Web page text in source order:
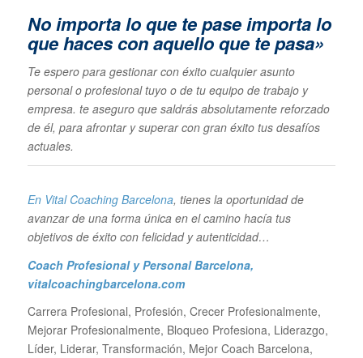
No importa lo que te pase importa lo
que haces con aquello que te pasa»
Te espero para gestionar con éxito cualquier asunto
personal o profesional tuyo o de tu equipo de trabajo y
empresa. te aseguro que saldrás absolutamente reforzado
de él, para afrontar y superar con gran éxito tus desafíos
actuales.
En Vital Coaching Barcelona, tienes la oportunidad de
avanzar de una forma única en el camino hacía tus
objetivos de éxito con felicidad y autenticidad…
Coach Profesional y Personal Barcelona,
vitalcoachingbarcelona.com
Carrera Profesional, Profesión, Crecer Profesionalmente,
Mejorar Profesionalmente, Bloqueo Profesiona, Liderazgo,
Líder, Liderar, Transformación, Mejor Coach Barcelona,